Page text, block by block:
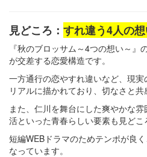
見どころ： すれ違う4人の
『秋のブロッサム～4つの想い～
が交差する恋愛構造です。
一方通行の恋やすれ違いなど、現
リアルに描かれており、切なさと共
また、仁川を舞台にした爽やかな
活といった青春らしい要素も見どこ
短編WEBドラマのためテンポが良
なっています。